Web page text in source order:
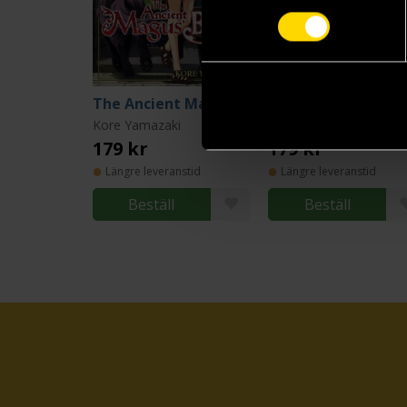
Kore Yamazaki
179 kr
Längre leveranstid
Beställ
179 kr
Längre leveranstid
Beställ